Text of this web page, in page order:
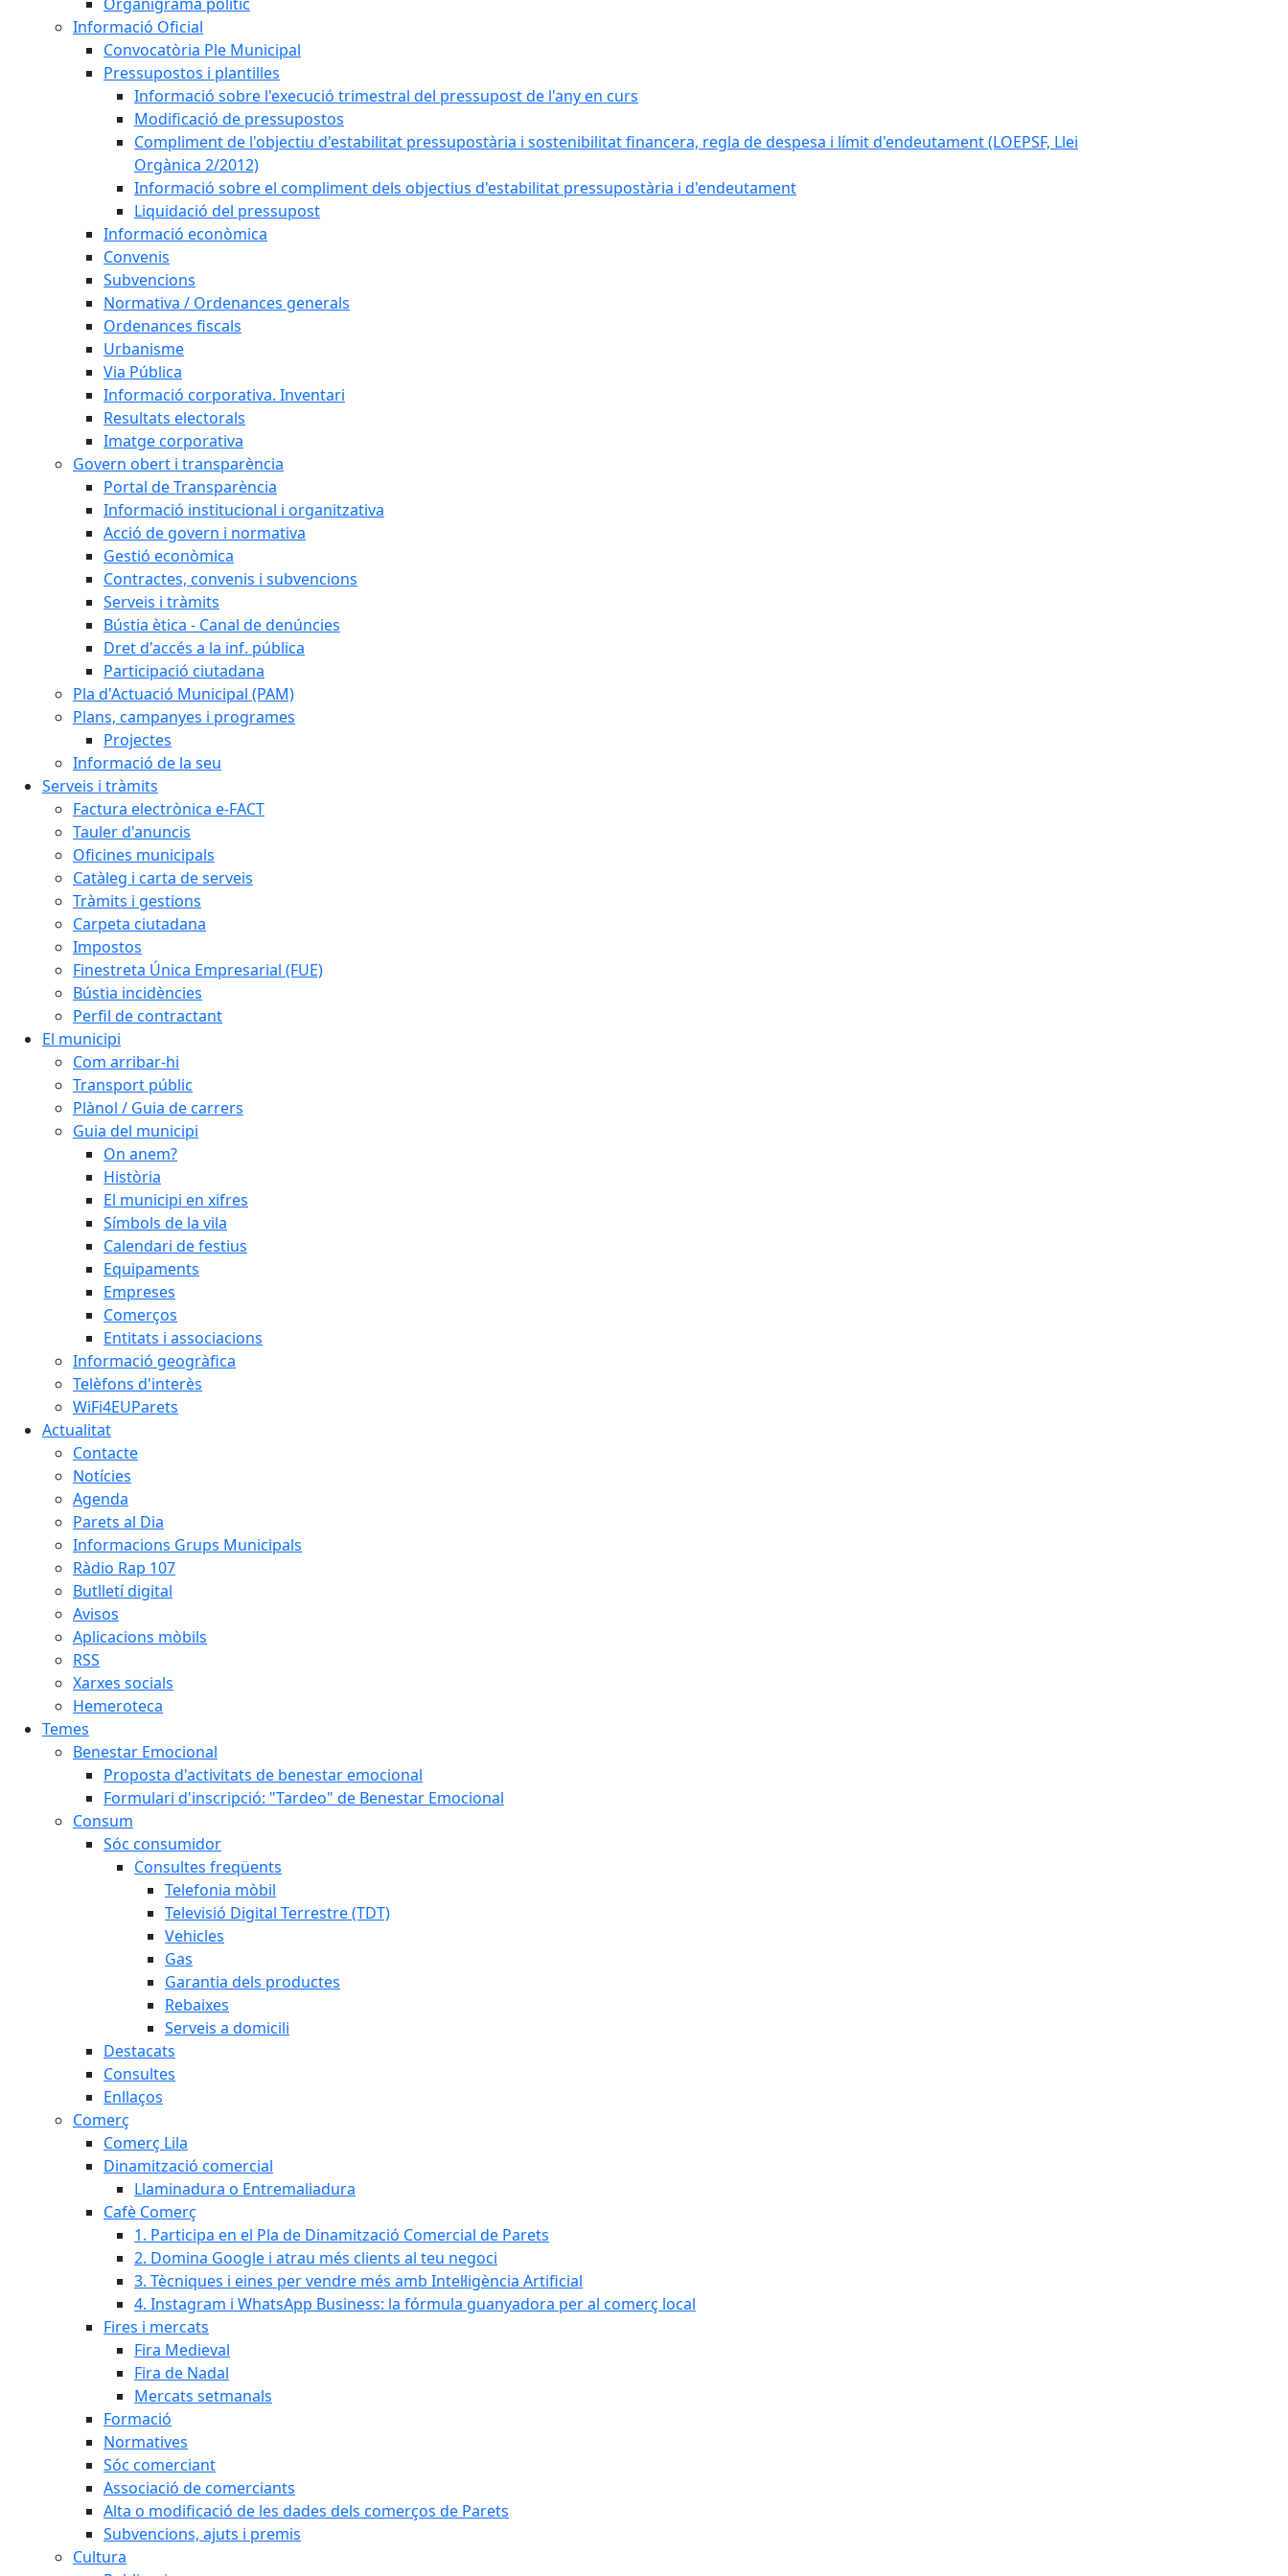
Informació Oficial
Convocatòria Ple Municipal
Pressupostos i plantilles
Informació sobre l'execució trimestral del pressupost de l'any en curs
Modificació de pressupostos
Compliment de l'objectiu d'estabilitat pressupostària i sostenibilitat financera, regla de despesa i límit d'endeutament (LOEPSF, Llei
Orgànica 2/2012)
Informació sobre el compliment dels objectius d'estabilitat pressupostària i d'endeutament
Liquidació del pressupost
Informació econòmica
Convenis
Subvencions
Normativa / Ordenances generals
Ordenances fiscals
Urbanisme
Via Pública
Informació corporativa. Inventari
Resultats electorals
Imatge corporativa
Govern obert i transparència
Portal de Transparència
Informació institucional i organitzativa
Acció de govern i normativa
Gestió econòmica
Contractes, convenis i subvencions
Serveis i tràmits
Bústia ètica - Canal de denúncies
Dret d'accés a la inf. pública
Participació ciutadana
Pla d'Actuació Municipal (PAM)
Plans, campanyes i programes
Projectes
Informació de la seu
Serveis i tràmits
Factura electrònica e-FACT
Tauler d'anuncis
Oficines municipals
Catàleg i carta de serveis
Tràmits i gestions
Carpeta ciutadana
Impostos
Finestreta Única Empresarial (FUE)
Bústia incidències
Perfil de contractant
El municipi
Com arribar-hi
Transport públic
Plànol / Guia de carrers
Guia del municipi
On anem?
Història
El municipi en xifres
Símbols de la vila
Calendari de festius
Equipaments
Empreses
Comerços
Entitats i associacions
Informació geogràfica
Telèfons d'interès
WiFi4EUParets
Actualitat
Contacte
Notícies
Agenda
Parets al Dia
Informacions Grups Municipals
Ràdio Rap 107
Butlletí digital
Avisos
Aplicacions mòbils
RSS
Xarxes socials
Hemeroteca
Temes
Benestar Emocional
Proposta d'activitats de benestar emocional
Formulari d'inscripció: "Tardeo" de Benestar Emocional
Consum
Sóc consumidor
Consultes freqüents
Telefonia mòbil
Televisió Digital Terrestre (TDT)
Vehicles
Gas
Garantia dels productes
Rebaixes
Serveis a domicili
Destacats
Consultes
Enllaços
Comerç
Comerç Lila
Dinamització comercial
Llaminadura o Entremaliadura
Cafè Comerç
1. Participa en el Pla de Dinamització Comercial de Parets
2. Domina Google i atrau més clients al teu negoci
3. Tècniques i eines per vendre més amb Intel·ligència Artificial
4. Instagram i WhatsApp Business: la fórmula guanyadora per al comerç local
Fires i mercats
Fira Medieval
Fira de Nadal
Mercats setmanals
Formació
Normatives
Sóc comerciant
Associació de comerciants
Alta o modificació de les dades dels comerços de Parets
Subvencions, ajuts i premis
Cultura